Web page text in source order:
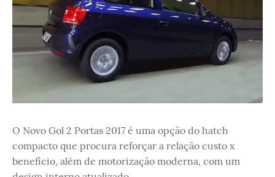
O Novo Gol 2 Portas 2017 é uma opção do hatch
compacto que procura reforçar a relação custo x
benefício, além de motorização moderna, com um